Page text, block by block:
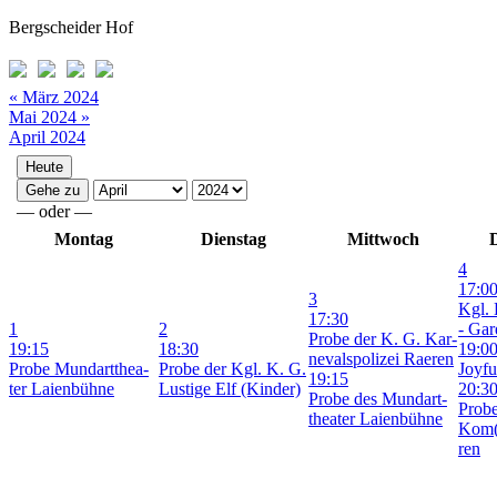
Bergscheider Hof
« März 2024
Mai 2024 »
April 2024
— oder —
Montag
Dienstag Mittwoch
1
19:15
Pro­be Mund­art­thea­
ter Lai­en­büh­ne
2
18:30
Pro­be der Kgl. K. G.
Lus­ti­ge Elf (Kin­der)
3
17:30
Pro­be der K. G. Kar­
ne­vals­po­li­zei Rae­ren
19:15
Pro­be des Mund­art­
thea­ter Lai­en­büh­ne
4
17:00
Kgl.
-
19:00
20:30
ren